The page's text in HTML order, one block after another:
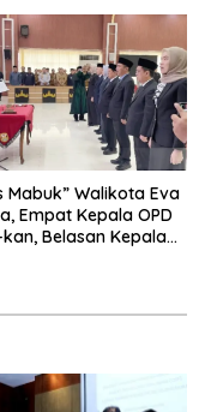
Mabuk” Walikota Eva
Empat Kepala OPD
kan, Belasan Kepala